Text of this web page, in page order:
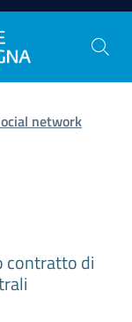
network
contratto di